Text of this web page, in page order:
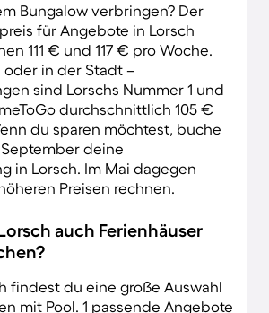
Bungalow verbringen? Der
für Angebote in Lorsch
111 € und 117 € pro Woche.
oder in der Stadt –
sind Lorschs Nummer 1 und
durchschnittlich 105 €
du sparen möchtest, buche
deine
in Lorsch. Im Mai dagegen
Preisen rechnen.
auch Ferienhäuser
findest du eine große Auswahl
mit Pool. 1 passende Angebote